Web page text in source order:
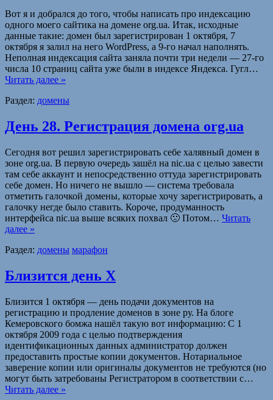
Вот я и добрался до того, чтобы написать про индексацию
одного моего сайтика на домене org.ua. Итак, исходные
данные такие: домен был зарегистрирован 1 октября, 7
октября я залил на него WordPress, а 9-го начал наполнять.
Неполная индексация сайта заняла почти три недели — 27-го
числа 10 страниц сайта уже были в индексе Яндекса. Гугл…
Читать далее »
Раздел: домены
День 28. Регистрация домена org.ua
Сегодня вот решил зарегистрировать себе халявный домен в
зоне org.ua. В первую очередь зашёл на nic.ua с целью завести
там себе аккаунт и непосредственно оттуда зарегистрировать
себе домен. Но ничего не вышло — система требовала
отметить галочкой домены, которые хочу зарегистрировать, а
галочку негде было ставить. Короче, продуманность
интерфейса nic.ua выше всяких похвал 🙁 Потом… Читать
далее »
Раздел: домены марафон
Близится день Х
Близится 1 октября — день подачи документов на
регистрацию и продление доменов в зоне ру. На блоге
Кемеровского бомжа нашёл такую вот информацию: С 1
октября 2009 года с целью подтверждения
идентификационных данных администратор должен
предоставить простые копии документов. Нотариальное
заверение копии или оригиналы документов не требуются (но
могут быть затребованы Регистратором в соответствии с…
Читать далее »